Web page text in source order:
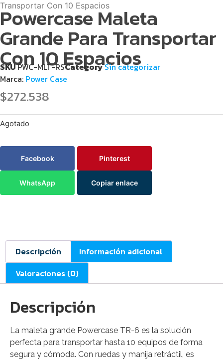
Transportar Con 10 Espacios
Powercase Maleta
Grande Para Transportar
Con 10 Espacios
SKUPWC-MLT-RSCategory Sin categorizar
Marca: Power Case
$272.538
Agotado
Facebook Pinterest
WhatsApp Copiar enlace
Descripción
Información adicional
Valoraciones (0)
Descripción
La maleta grande Powercase TR-6 es la solución
perfecta para transportar hasta 10 equipos de forma
segura y cómoda. Con ruedas y manija retráctil, es